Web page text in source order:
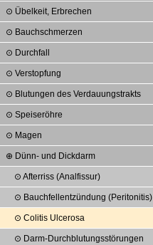
Übelkeit, Erbrechen
Bauchschmerzen
Durchfall
Verstopfung
Blutungen des Verdauungstrakts
Speiseröhre
Magen
Dünn- und Dickdarm
Afterriss (Analfissur)
Bauchfellentzündung (Peritonitis)
Colitis Ulcerosa
Darm-Durchblutungs­störungen